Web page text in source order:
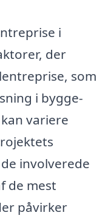
i
der
som
i bygge-
variere
involverede
de mest
påvirker